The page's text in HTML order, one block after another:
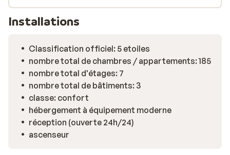
Installations
Classification officiel: 5 etoiles
nombre total de chambres / appartements: 185
nombre total d'étages: 7
nombre total de bâtiments: 3
classe: confort
hébergement à équipement moderne
réception (ouverte 24h/24)
ascenseur